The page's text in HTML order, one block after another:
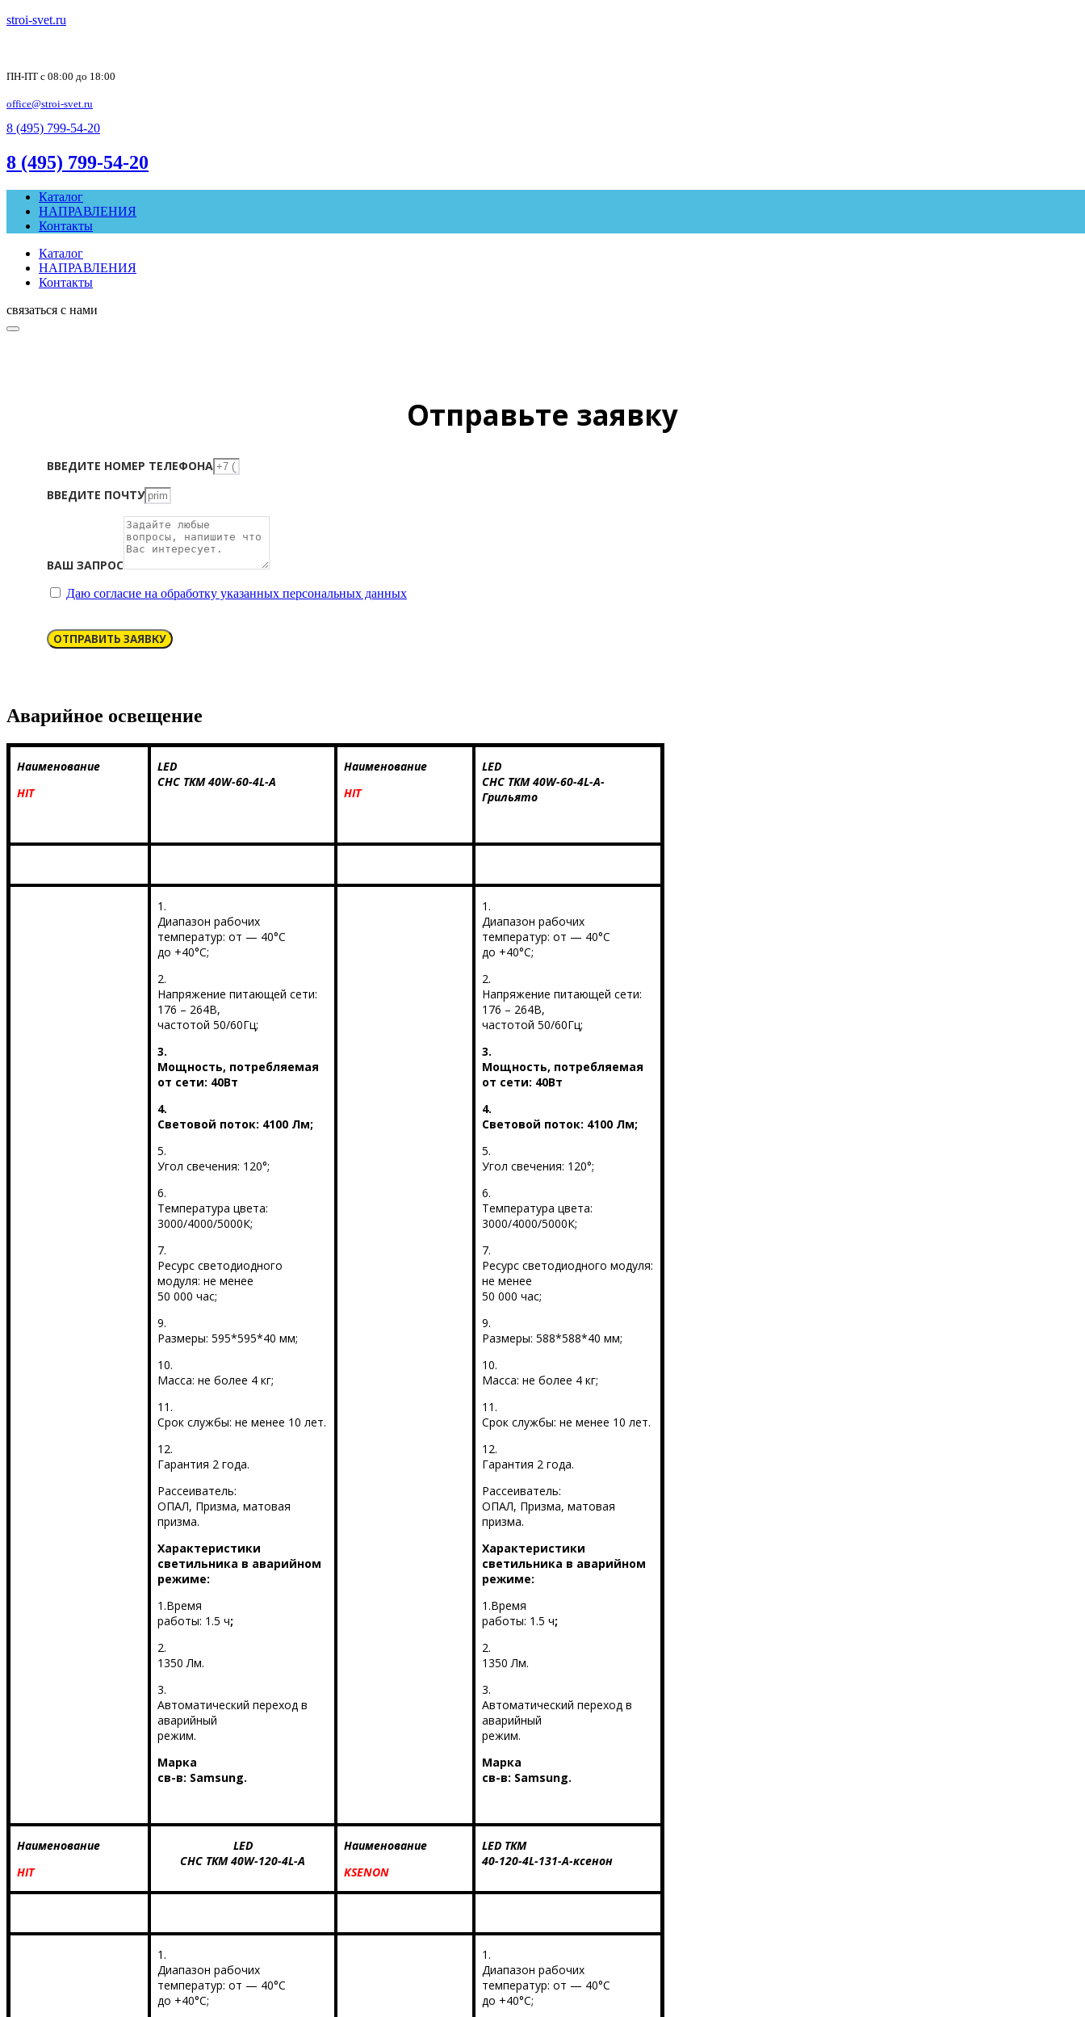
stroi-svet.ru
ПН-ПТ с 08:00 до 18:00
office@stroi-svet.ru
8 (495) 799-54-20
8 (495) 799-54-20
Каталог
НАПРАВЛЕНИЯ
Контакты
Каталог
НАПРАВЛЕНИЯ
Контакты
связаться с нами
Отправьте заявку
ВВЕДИТЕ НОМЕР ТЕЛЕФОНА
ВВЕДИТЕ ПОЧТУ
ВАШ ЗАПРОС
Даю согласие на обработку указанных персональных данных
ОТПРАВИТЬ ЗАЯВКУ
Аварийное освещeние
Наименование
HIT
LED
СНС ТКМ 40W-60-4L-А
Наименование
HIT
LED
СНС ТКМ 40W-60-4L-А-
Грильято
1.
Диапазон рабочих
температур: от — 40°С
до +40°С;
2.
Напряжение питающей сети:
176 – 264В,
частотой 50/60Гц;
3.
Мощность, потребляемая
от сети: 40Вт
4.
Световой поток: 4100 Лм;
5.
Угол свечения: 120°;
6.
Температура цвета:
3000/4000/5000К;
7.
Ресурс светодиодного
модуля: не менее
50 000 час;
9.
Размеры: 595*595*40 мм;
10.
Масса: не более 4 кг;
11.
Срок службы: не менее 10 лет.
12.
Гарантия 2 года.
Рассеиватель:
ОПАЛ, Призма, матовая
призма.
Характеристики
светильника в аварийном
режиме:
1.Время
работы: 1.5 ч;
2.
1350 Лм.
3.
Автоматический переход в
аварийный
режим.
Марка
св-в: Samsung.
1.
Диапазон рабочих
температур: от — 40°С
до +40°С;
2.
Напряжение питающей сети:
176 – 264В,
частотой 50/60Гц;
3.
Мощность, потребляемая
от сети: 40Вт
4.
Световой поток: 4100 Лм;
5.
Угол свечения: 120°;
6.
Температура цвета:
3000/4000/5000К;
7.
Ресурс светодиодного модуля:
не менее
50 000 час;
9.
Размеры: 588*588*40 мм;
10.
Масса: не более 4 кг;
11.
Срок службы: не менее 10 лет.
12.
Гарантия 2 года.
Рассеиватель:
ОПАЛ, Призма, матовая
призма.
Характеристики
светильника в аварийном
режиме:
1.Время
работы: 1.5 ч;
2.
1350 Лм.
3.
Автоматический переход в
аварийный
режим.
Марка
св-в: Samsung.
Наименование
HIT
LED
СНС ТКМ 40W-120-4L-А
Наименование
KSENON
LED ТКМ
40-120-4L-131-А-ксенон
1.
Диапазон рабочих
температур: от — 40°С
до +40°С;
1.
Диапазон рабочих
температур: от — 40°С
до +40°С;